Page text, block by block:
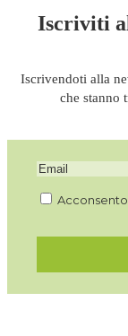
Iscriviti
Iscrivendoti alla
che stanno